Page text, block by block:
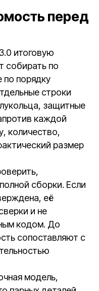
перед
итоговую
собирать по
по порядку
строки
защитные
каждой
количество,
размер
сборки. Если
её
и не
кодом. До
сопоставляют с
модель,